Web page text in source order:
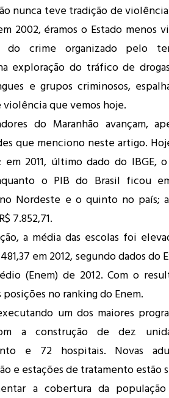
nunca teve tradição de
2002, éramos o Estado menos
do crime organizado pelo
exploração do tráfico de
e grupos criminosos,
violência que vemos hoje.
do Maranhão avançam,
que menciono neste artigo.
em 2011, último dado do IBGE,
o PIB do Brasil ficou
Nordeste e o quinto no país;
7.852,71.
a média das escolas foi
481,37 em 2012, segundo dados do
(Enem) de 2012. Com o
no ranking do Enem.
um dos maiores
a construção de dez
e 72 hospitais. Novas
e estações de tratamento estão
a cobertura da